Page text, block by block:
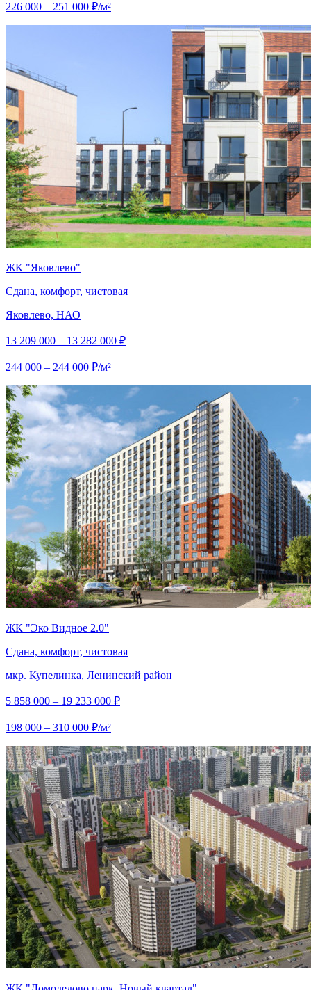
226 000 – 251 000 ₽/м²
ЖК "Яковлево"
Сдана, комфорт, чистовая
Яковлево, НАО
13 209 000 – 13 282 000 ₽
244 000 – 244 000 ₽/м²
ЖК "Эко Видное 2.0"
Сдана, комфорт, чистовая
мкр. Купелинка, Ленинский район
5 858 000 – 19 233 000 ₽
198 000 – 310 000 ₽/м²